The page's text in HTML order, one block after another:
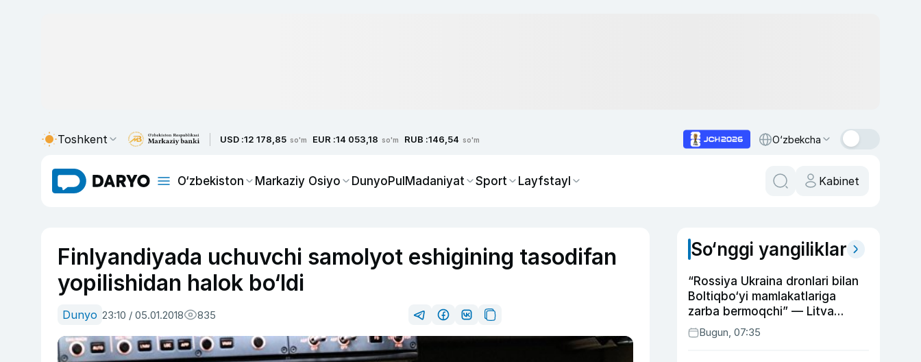
Toshkent USD :12 178,85 so'm EUR :14 053,18 so'm RUB :146,54 so'm O‘zbekcha
O‘zbekiston Markaziy Osiyo DunyoPulMadaniyat Sport Layfstayl Kabinet
Finlyandiyada uchuvchi samolyot eshigining tasodifan
yopilishidan halok bo‘ldi
Dunyo 23:10 / 05.01.2018 835
So‘nggi yangiliklar
“Rossiya Ukraina dronlari bilan
Boltiqbo‘yi mamlakatlariga
zarba bermoqchi” — Litva
mudofaa vaziri
Bugun, 07:35